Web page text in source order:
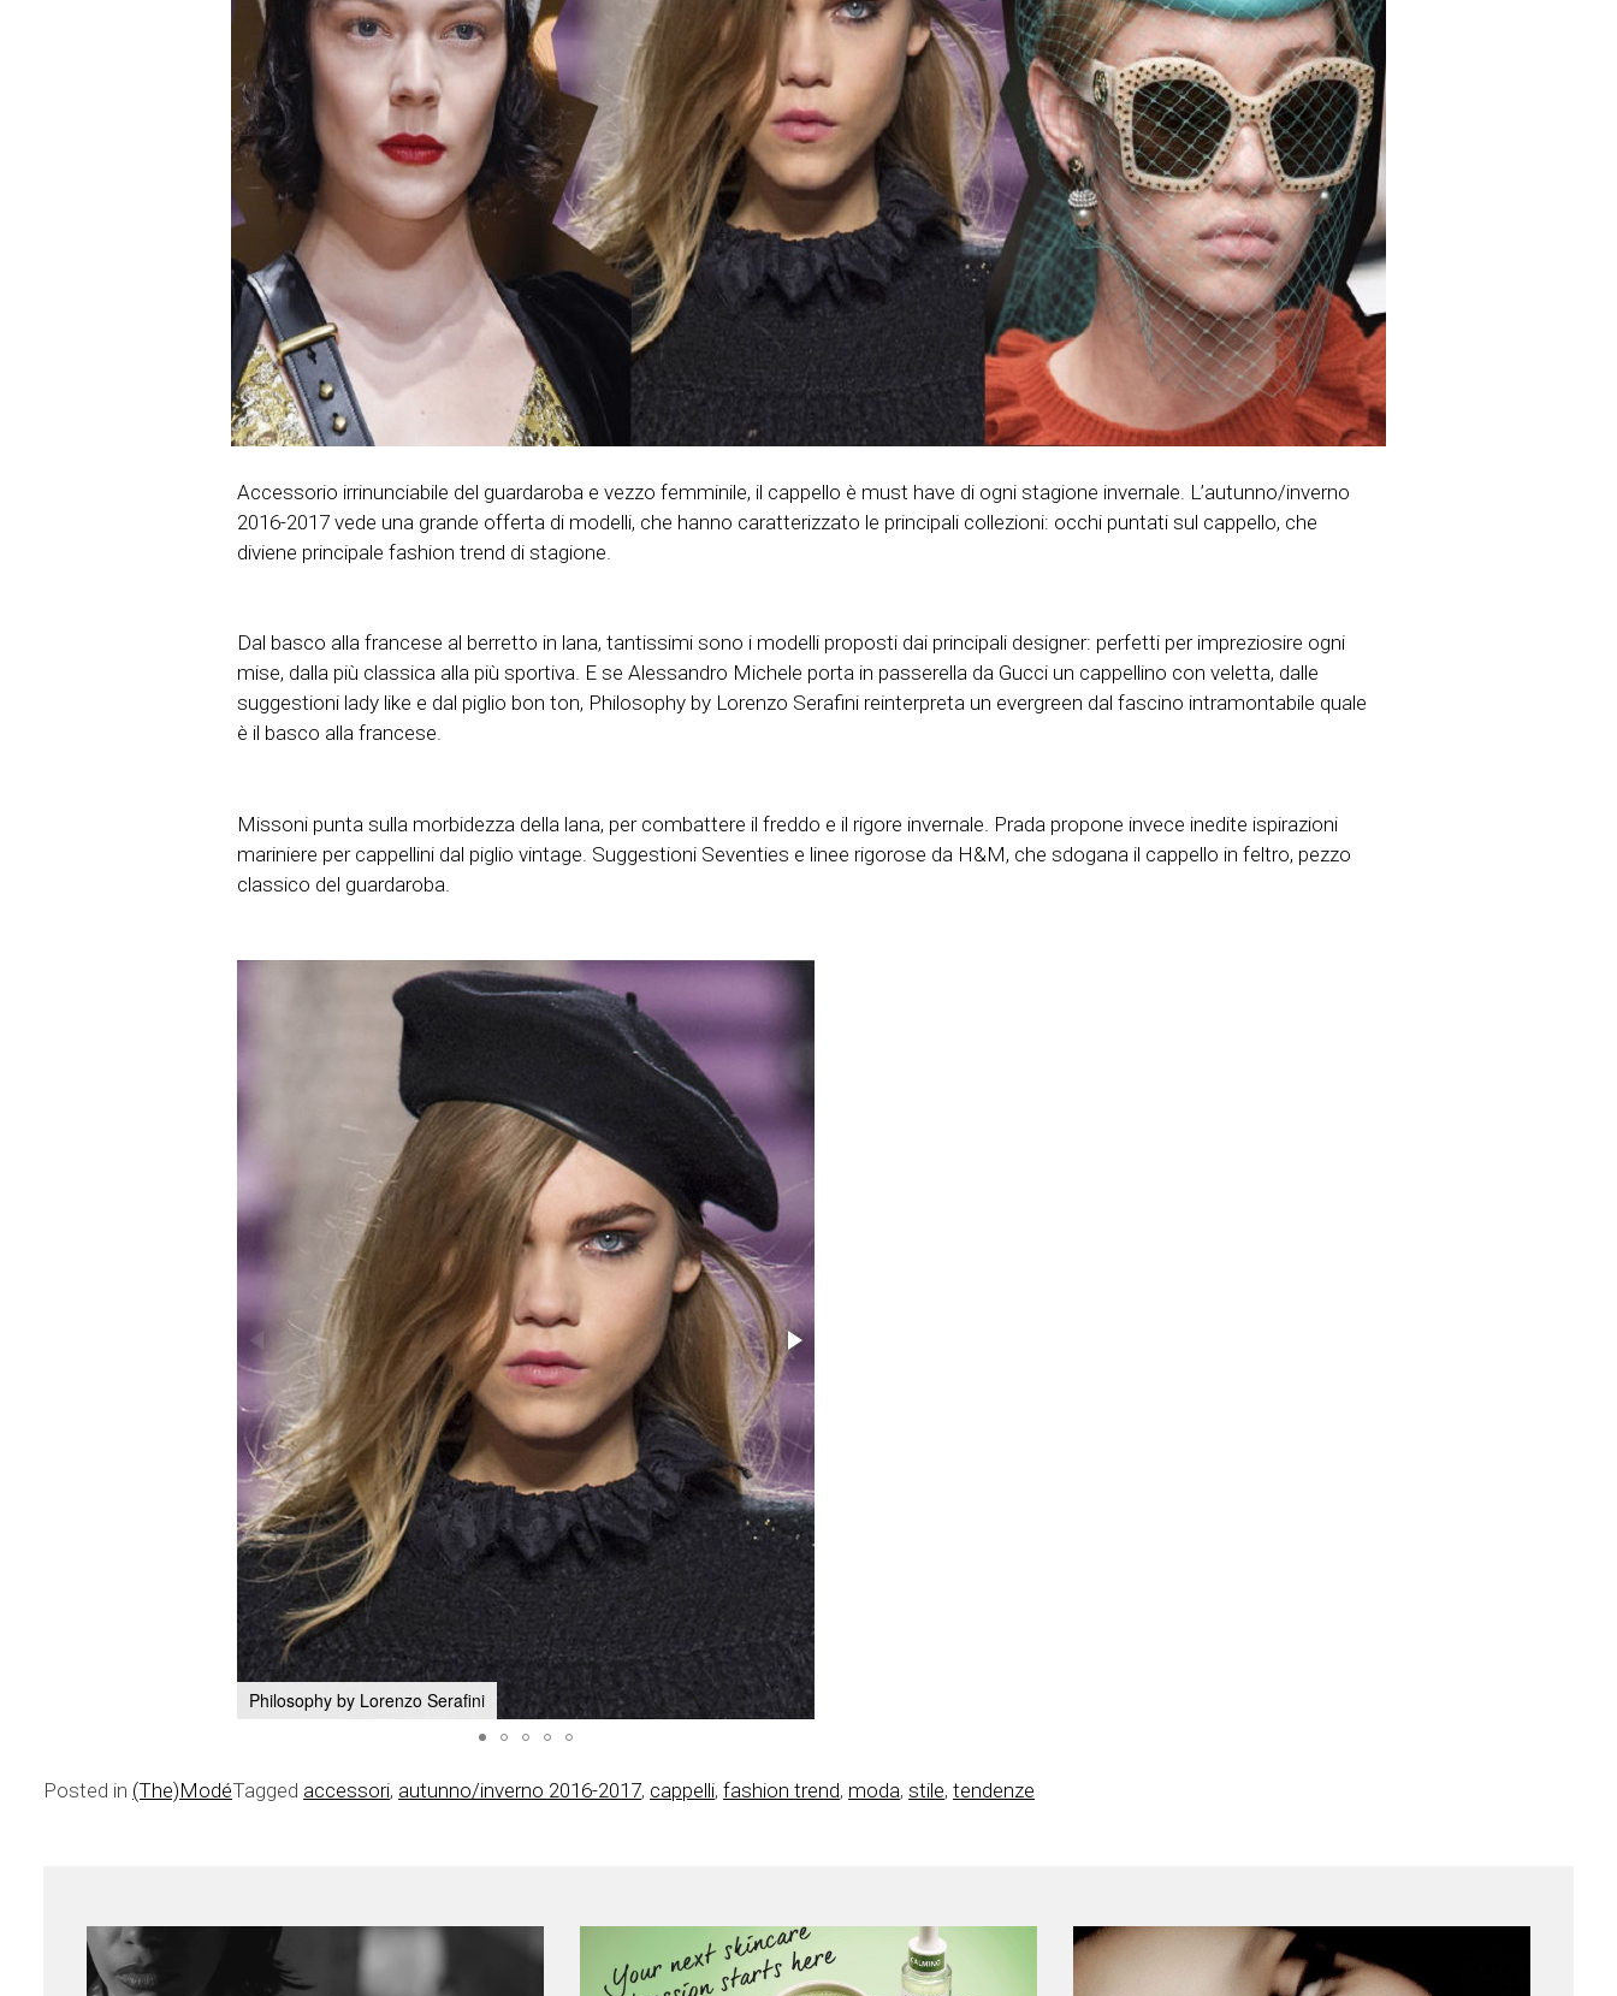
Accessorio irrinunciabile del guardaroba e vezzo femminile, il cappello è must have di ogni stagione invernale. L’autunno/inverno
2016-2017 vede una grande offerta di modelli, che hanno caratterizzato le principali collezioni: occhi puntati sul cappello, che
diviene principale fashion trend di stagione.
Dal basco alla francese al berretto in lana, tantissimi sono i modelli proposti dai principali designer: perfetti per impreziosire ogni
mise, dalla più classica alla più sportiva. E se Alessandro Michele porta in passerella da Gucci un cappellino con veletta, dalle
suggestioni lady like e dal piglio bon ton, Philosophy by Lorenzo Serafini reinterpreta un evergreen dal fascino intramontabile quale
è il basco alla francese.
Missoni punta sulla morbidezza della lana, per combattere il freddo e il rigore invernale. Prada propone invece inedite ispirazioni
mariniere per cappellini dal piglio vintage. Suggestioni Seventies e linee rigorose da H&M, che sdogana il cappello in feltro, pezzo
classico del guardaroba.
Philosophy by Lorenzo Serafini
Posted in (The)ModéTagged accessori, autunno/inverno 2016-2017, cappelli, fashion trend, moda, stile, tendenze